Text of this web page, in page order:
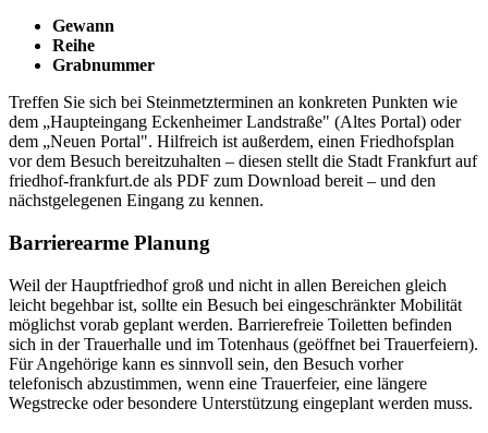
Gewann
Reihe
Grabnummer
Treffen Sie sich bei Steinmetzterminen an konkreten Punkten wie
dem „Haupteingang Eckenheimer Landstraße" (Altes Portal) oder
dem „Neuen Portal". Hilfreich ist außerdem, einen Friedhofsplan
vor dem Besuch bereitzuhalten – diesen stellt die Stadt Frankfurt auf
friedhof-frankfurt.de als PDF zum Download bereit – und den
nächstgelegenen Eingang zu kennen.
Barrierearme Planung
Weil der Hauptfriedhof groß und nicht in allen Bereichen gleich
leicht begehbar ist, sollte ein Besuch bei eingeschränkter Mobilität
möglichst vorab geplant werden. Barrierefreie Toiletten befinden
sich in der Trauerhalle und im Totenhaus (geöffnet bei Trauerfeiern).
Für Angehörige kann es sinnvoll sein, den Besuch vorher
telefonisch abzustimmen, wenn eine Trauerfeier, eine längere
Wegstrecke oder besondere Unterstützung eingeplant werden muss.